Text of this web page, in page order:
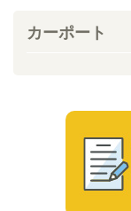
カーポート